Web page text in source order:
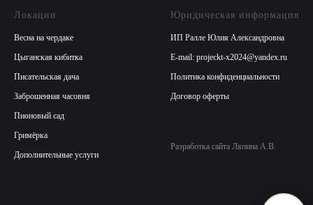
тем, что входя в студию каждый человек на
их соблюдать.
договора
оферты
Согласна(-ен) и принимаю условия политики
конфиденциальности
Перейти к оформлению брони
Локации
Весна на чердаке
Цыганская кибитка
Писательская дача
Заброшенная часовня
Пионовый сад
Гримёрка
Дополнительные услуги
Юридическая информация
ИП Ралле Юлия Александровна
E-mail: projeckt-x2024@yandex.ru
Политика конфиденциальности
Договор оферты
Разработка сайта Ляпина А.В.